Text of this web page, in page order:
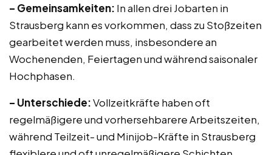
– Gemeinsamkeiten: In allen drei Jobarten in
Strausberg kann es vorkommen, dass zu Stoßzeiten
gearbeitet werden muss, insbesondere an
Wochenenden, Feiertagen und während saisonaler
Hochphasen.
– Unterschiede:Vollzeitkräfte haben oft
regelmäßigere und vorhersehbarere Arbeitszeiten,
während Teilzeit- und Minijob-Kräfte in Strausberg